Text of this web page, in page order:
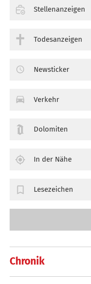
Chronik
Stellenanzeigen
Todesanzeigen
Newsticker
Verkehr
Dolomiten
In der Nähe
Lesezeichen